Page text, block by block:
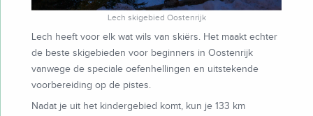
Lech skigebied Oostenrijk
Lech heeft voor elk wat wils van skiërs. Het maakt echter
de beste skigebieden voor beginners in Oostenrijk
vanwege de speciale oefenhellingen en uitstekende
voorbereiding op de pistes.
Nadat je uit het kindergebied komt, kun je 133 km